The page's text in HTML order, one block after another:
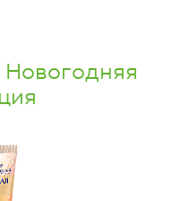
Новогодняя